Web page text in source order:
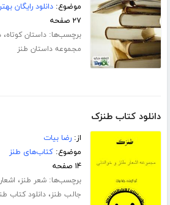
موضوع:دانلود رایگان
۲۷ صفحه
برچسب‌ها:داستان کوتاه،
مجموعه داستان طنز
دانلود کتاب طنزک
از:رضا بیات
موضوع:کتاب‌های طنز
۱۴ صفحه
برچسب‌ها:شعر طنز،
جالب طنز،دانلود کتاب